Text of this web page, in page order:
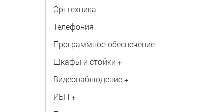
Оргтехника
Телефония
Программное обеспечение
Шкафы и стойки +
Видеонаблюдение +
ИБП +